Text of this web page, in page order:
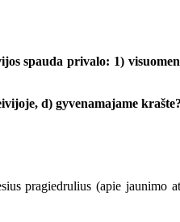
spauda privalo: 1)
d) gyvenamajame
pragiedrulius (apie